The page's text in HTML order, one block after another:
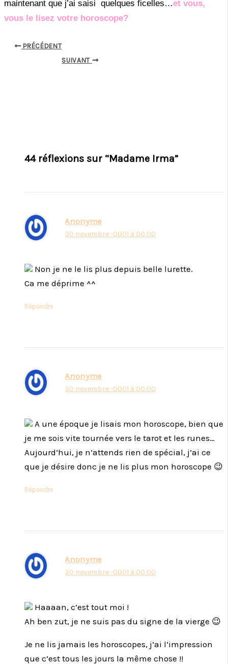
maintenant que j’ai saisi quelques ficelles…et vous,
vous le lisez votre horoscope?
PRÉCÉDENT
SUIVANT
44 réflexions sur “Madame Irma”
Anonyme
30 novembre -0001 à 00:00
Non je ne le lis plus depuis belle lurette.
Ca me déprime ^^
Répondre
Anonyme
30 novembre -0001 à 00:00
A une époque je lisais mon horoscope, bien que
je me sois vite tournée vers le tarot et les runes…
Aujourd’hui, je n’attends rien de spécial, j’ai ce
que je désire donc je ne lis plus mon horoscope 😉
Répondre
Anonyme
30 novembre -0001 à 00:00
Haaaan, c’est tout moi !
Ah ben zut, je ne suis pas du signe de la vierge 😉
Je ne lis jamais les horoscopes, j’ai l’impression
que c’est tous les jours la même chose !!